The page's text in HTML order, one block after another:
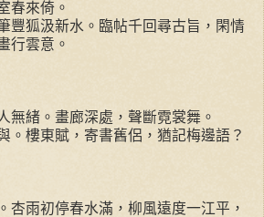
春來倚。
豐狐汲新水。臨帖千回尋古旨，閑情
行雲意。
無緒。畫廊深處，聲斷霓裳舞。
。樓東賦，寄書舊侶，猶記梅邊語？
杏雨初停春水滿，柳風遠度一江平，